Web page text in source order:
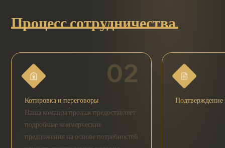
Процесс сотрудничества
02
Котировка и переговоры
Наша команда продаж предоставляет
подробные коммерческие
предложения на основе потребностей
Подтверждение